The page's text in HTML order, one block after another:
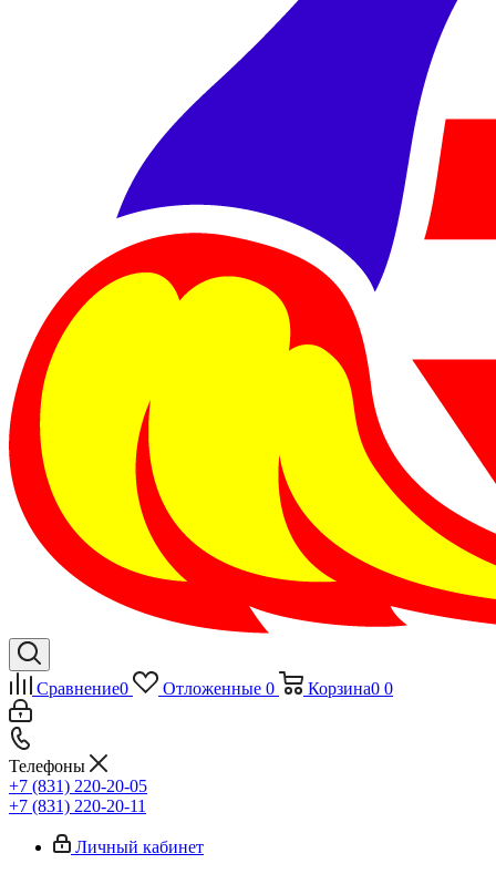
Сравнение0 Отложенные 0 Корзина0 0
Телефоны
+7 (831) 220-20-05
+7 (831) 220-20-11
Личный кабинет